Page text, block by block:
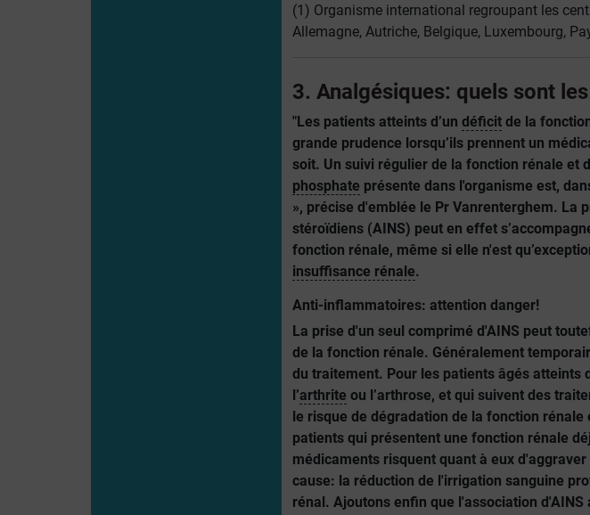
(1) Organisme international regroupant les
Allemagne, Autriche, Belgique, Luxembourg,
3. Analgésiques: quels sont
"Les patients atteints d’un déficitde la
grande prudence lorsqu’ils prennent un
soit. Un suivi régulier de la fonction rénale et
phosphate présente dans l'organisme est,
», précise d'emblée le Pr Vanrenterghem. La
stéroïdiens (AINS) peut en effet
fonction rénale, même si elle n'est
insuffisance rénale.
Anti-inflammatoires: attention danger!
La prise d'un seul comprimé d'AINS peut
de la fonction rénale. Généralement
du traitement. Pour les patients âgés atteints
l’arthrite ou l’arthrose, et qui suivent des
le risque de dégradation de la fonction
patients qui présentent une fonction rénale
médicaments risquent quant à eux
cause: la réduction de l'irrigation sanguine
rénal. Ajoutons enfin que l'association